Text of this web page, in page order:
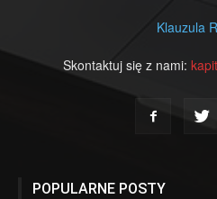
Klauzula
Skontaktuj się z nami:
POPULARNE POSTY